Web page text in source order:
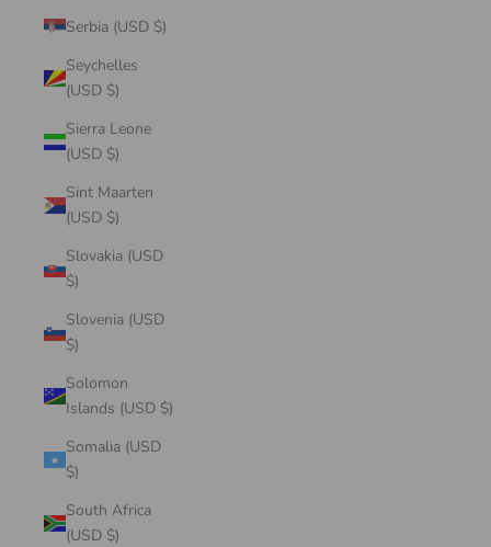
Serbia (USD $)
Seychelles
(USD $)
Sierra Leone
(USD $)
Sint Maarten
(USD $)
Slovakia (USD
$)
Slovenia (USD
$)
Solomon
Islands (USD $)
Somalia (USD
$)
South Africa
(USD $)